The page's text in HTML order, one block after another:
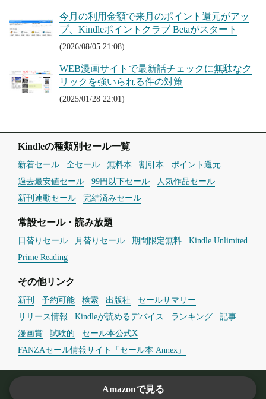
今月の利用金額で来月のポイント還元がアッ
プ、Kindleポイントクラブ Betaがスタート
(2026/08/05 21:08)
WEB漫画サイトで最新話チェックに無駄なク
リックを強いられる件の対策
(2025/01/28 22:01)
Amazonで見る
Kindleの種類別セール一覧
新着セール 全セール 無料本 割引本
ポイント還元
過去最安値セール
99円以下セール
人気作品セール
新刊連動セール
完結済みセール
常設セール・読み放題
日替りセール 月替りセール 期間限定無料
Kindle Unlimited
Prime Reading
その他リンク
新刊 予約可能 検索 出版社
セールサマリー
リリース情報
Kindleが読めるデバイス ランキング
記事
漫画賞
試験的
セール本公式X
FANZAセール情報サイト「セール本 Annex」
プライバシーポリシー